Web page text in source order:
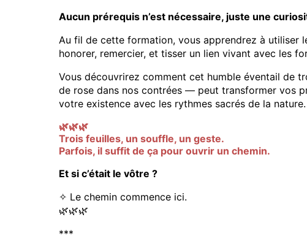
Aucun prérequis n’est nécessaire, juste une
Au fil de cette formation, vous apprendrez à
honorer, remercier, et tisser un lien vivant avec les
Vous découvrirez comment cet humble éventail de
de rose dans nos contrées — peut transformer vos
votre existence avec les rythmes sacrés de la nature.
🌿🌿🌿
Trois feuilles, un souffle, un geste.
Parfois, il suffit de ça pour ouvrir un chemin.
Et si c’était le vôtre ?
✧ Le chemin commence ici.
🌿🌿🌿
***